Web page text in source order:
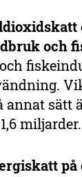
och
annat sätt
miljarder.
på